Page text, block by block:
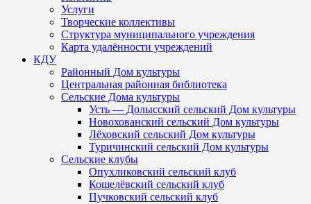
Услуги
Творческие коллективы
Структура муниципального учреждения
Карта удалённости учреждений
КДУ
Районный Дом культуры
Центральная районная библиотека
Сельские Дома культуры
Усть — Долысский сельский Дом культуры
Новохованский сельский Дом культуры
Лёховский сельский Дом культуры
Туричинский сельский Дом культуры
Сельские клубы
Опухликовский сельский клуб
Кошелёвский сельский клуб
Пучковский сельский клуб